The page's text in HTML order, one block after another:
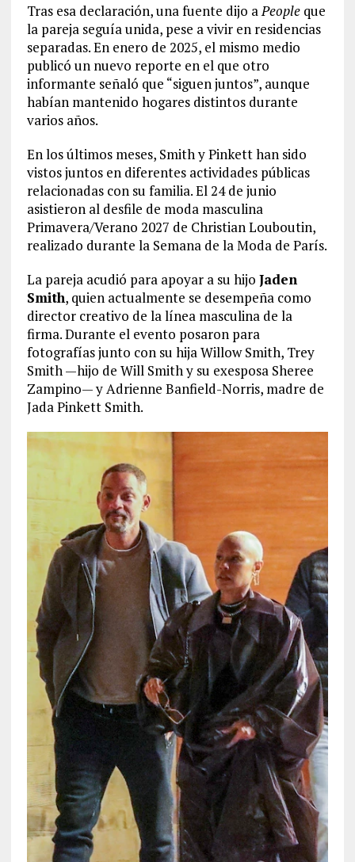
Tras esa declaración, una fuente dijo aPeopleque
la pareja seguía unida, pese a vivir en residencias
separadas. En enero de 2025, el mismo medio
publicó un nuevo reporte en el que otro
informante señaló que “siguen juntos”, aunque
habían mantenido hogares distintos durante
varios años.
En los últimos meses, Smith y Pinkett han sido
vistos juntos en diferentes actividades públicas
relacionadas con su familia. El 24 de junio
asistieron al desfile de moda masculina
Primavera/Verano 2027 de Christian Louboutin,
realizado durante la Semana de la Moda de París.
La pareja acudió para apoyar a su hijo Jaden
Smith, quien actualmente se desempeña como
director creativo de la línea masculina de la
firma. Durante el evento posaron para
fotografías junto con su hija Willow Smith, Trey
Smith —hijo de Will Smith y su exesposa Sheree
Zampino— y Adrienne Banfield-Norris, madre de
Jada Pinkett Smith.